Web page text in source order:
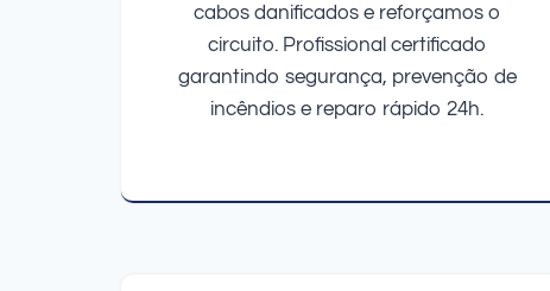
cabos danificados e reforçamos o
circuito. Profissional certificado
garantindo segurança, prevenção de
incêndios e reparo rápido 24h.